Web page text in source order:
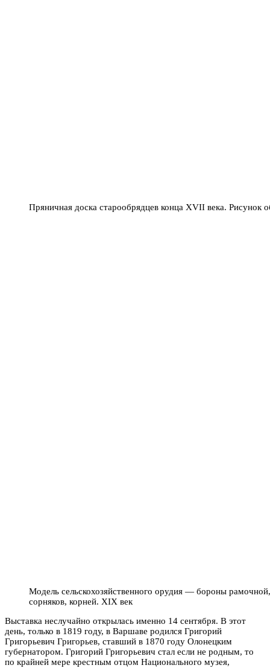
Пряничная доска старообрядцев конца XVII века. Рисунок
Модель сельскохозяйственного орудия — бороны
сорняков, корней. XIX век
Выставка неслучайно открылась именно 14 сентября. В этот
день, только в 1819 году, в Варшаве родился Григорий
Григорьевич Григорьев, ставший в 1870 году Олонецким
губернатором. Григорий Григорьевич стал если не родным, то
по крайней мере крестным отцом Национального музея,